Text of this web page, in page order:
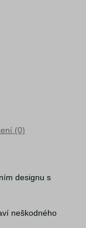
(0)
designu s
neškodného